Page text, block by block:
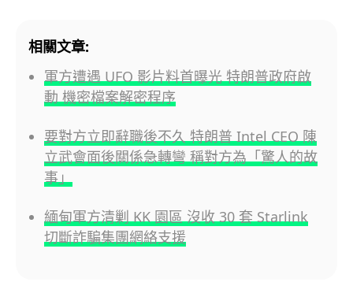
相關文章:
軍方遭遇 UFO 影片料首曝光 特朗普政府啟
動 機密檔案解密程序
要對方立即辭職後不久 特朗普 Intel CEO 陳
立武會面後關係急轉彎 稱對方為「驚人的故
事」
緬甸軍方清剿 KK 園區 沒收 30 套 Starlink
切斷詐騙集團網絡支援